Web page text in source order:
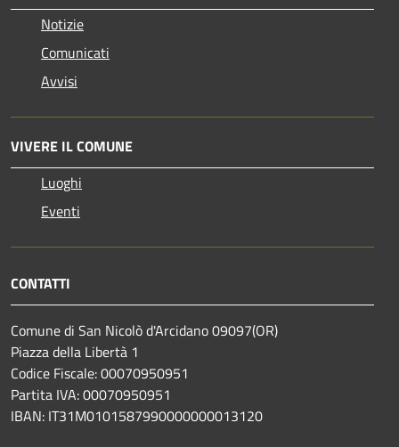
Notizie
Comunicati
Avvisi
VIVERE IL COMUNE
Luoghi
Eventi
CONTATTI
Comune di San Nicolò d'Arcidano 09097(OR)
Piazza della Libertà 1
Codice Fiscale: 00070950951
Partita IVA: 00070950951
IBAN: IT31M0101587990000000013120